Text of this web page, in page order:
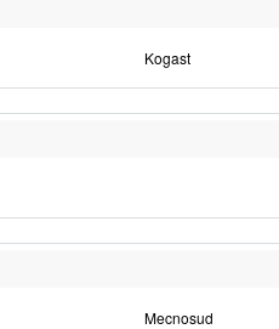
Kogast
Mecnosud